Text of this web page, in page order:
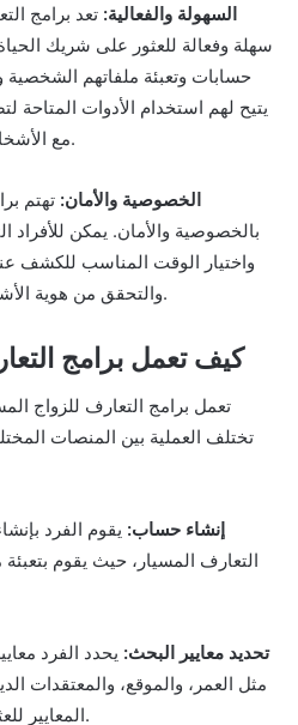
2. السهولة والفعالية: تعد برامج
سهلة وفعالة للعثور على شريك
حسابات وتعبئة ملفاتهم الشخصية
يتيح لهم استخدام الأدوات المتاحة
مع الأشخاص ذوي الاهتمامات المشتركة.
3. الخصوصية والأمان: تهتم
بالخصوصية والأمان. يمكن
واختيار الوقت المناسب للكشف
والتحقق من هوية الأشخاص لضمان موثوقية الأعضاء.
كيف تعمل برامج
تعمل برامج التعارف للزواج
تختلف العملية بين المنصات
1. إنشاء حساب: يقوم الفرد
التعارف المسيار، حيث يقوم
2. تحديد معايير البحث: يحدد الفرد
مثل العمر، والموقع، والمعتقدات
المعايير للعثور على المشاركين المناسبين.